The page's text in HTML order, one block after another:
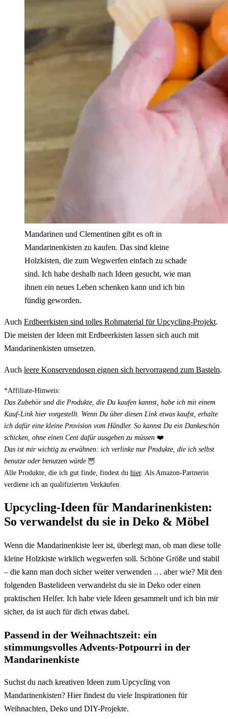
Mandarinen und Clementinen gibt es oft in
Mandarinenkisten zu kaufen. Das sind kleine
Holzkisten, die zum Wegwerfen einfach zu schade
sind. Ich habe deshalb nach Ideen gesucht, wie man
ihnen ein neues Leben schenken kann und ich bin
fündig geworden.
Auch Erdbeerkisten sind tolles Rohmaterial für Upcycling-Projekt.
Die meisten der Ideen mit Erdbeerkisten lassen sich auch mit
Mandarinenkisten umsetzen.
Auch leere Konservendosen eignen sich hervorragend zum Basteln.
*Affiliate-Hinweis:
Das Zubehör und die Produkte, die Du kaufen kannst, habe ich mit einem
Kauf-Link hier vorgestellt. Wenn Du über diesen Link etwas kaufst, erhalte
ich dafür eine kleine Provision vom Händler. So kannst Du ein Dankeschön
schicken, ohne einen Cent dafür ausgeben zu müssen ❤️
Das ist mir wichtig zu erwähnen: ich verlinke nur Produkte, die ich selbst
benutze oder benutzen würde 🦉
Alle Produkte, die ich gut finde, findest du hier. Als Amazon-Partnerin
verdiene ich an qualifizierten Verkäufen.
Upcycling-Ideen für Mandarinenkisten:
So verwandelst du sie in Deko & Möbel
Wenn die Mandarinenkiste leer ist, überlegt man, ob man diese tolle
kleine Holzkiste wirklich wegwerfen soll. Schöne Größe und stabil
– die kann man doch sicher weiter verwenden … aber wie? Mit den
folgenden Bastelideen verwandelst du sie in Deko oder einen
praktischen Helfer. Ich habe viele Ideen gesammelt und ich bin mir
sicher, da ist auch für dich etwas dabei.
Passend in der Weihnachtszeit: ein
stimmungsvolles Advents-Potpourri in der
Mandarinenkiste
Suchst du nach kreativen Ideen zum Upcycling von
Mandarinenkisten? Hier findest du viele Inspirationen für
Weihnachten, Deko und DIY-Projekte.